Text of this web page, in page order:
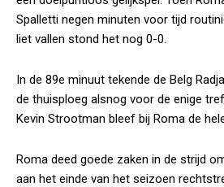
Spalletti negen minuten voor tijd
liet vallen stond het nog 0-0.
In de 89e minuut tekende de Belg
de thuisploeg alsnog voor de enige
Kevin Strootman bleef bij Roma de
Roma deed goede zaken in de strijd
aan het einde van het seizoen